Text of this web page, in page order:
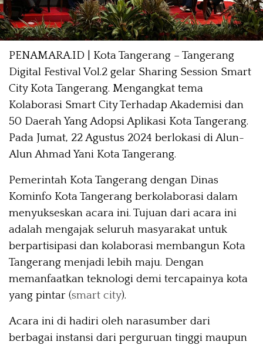
PENAMARA.ID | Kota Tangerang – Tangerang
Digital Festival Vol.2 gelar Sharing Session Smart
City Kota Tangerang. Mengangkat tema
Kolaborasi Smart City Terhadap Akademisi dan
50 Daerah Yang Adopsi Aplikasi Kota Tangerang.
Pada Jumat, 22 Agustus 2024 berlokasi di Alun-
Alun Ahmad Yani Kota Tangerang.
Pemerintah Kota Tangerang dengan Dinas
Kominfo Kota Tangerang berkolaborasi dalam
menyukseskan acara ini. Tujuan dari acara ini
adalah mengajak seluruh masyarakat untuk
berpartisipasi dan kolaborasi membangun Kota
Tangerang menjadi lebih maju. Dengan
memanfaatkan teknologi demi tercapainya kota
yang pintar (smart city).
Acara ini di hadiri oleh narasumber dari
berbagai instansi dari perguruan tinggi maupun